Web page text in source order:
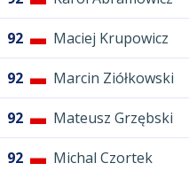
92 Maciej Krupowicz
92 Marcin Ziółkowski
92 Mateusz Grzębski
92 Michal Czortek